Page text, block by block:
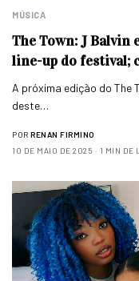
MÚSICA
The Town: J Balvin
line-up do festival;
A próxima edição do The
deste…
POR RENAN FIRMINO
10 DE MAIO DE 2025
1 MIN DE